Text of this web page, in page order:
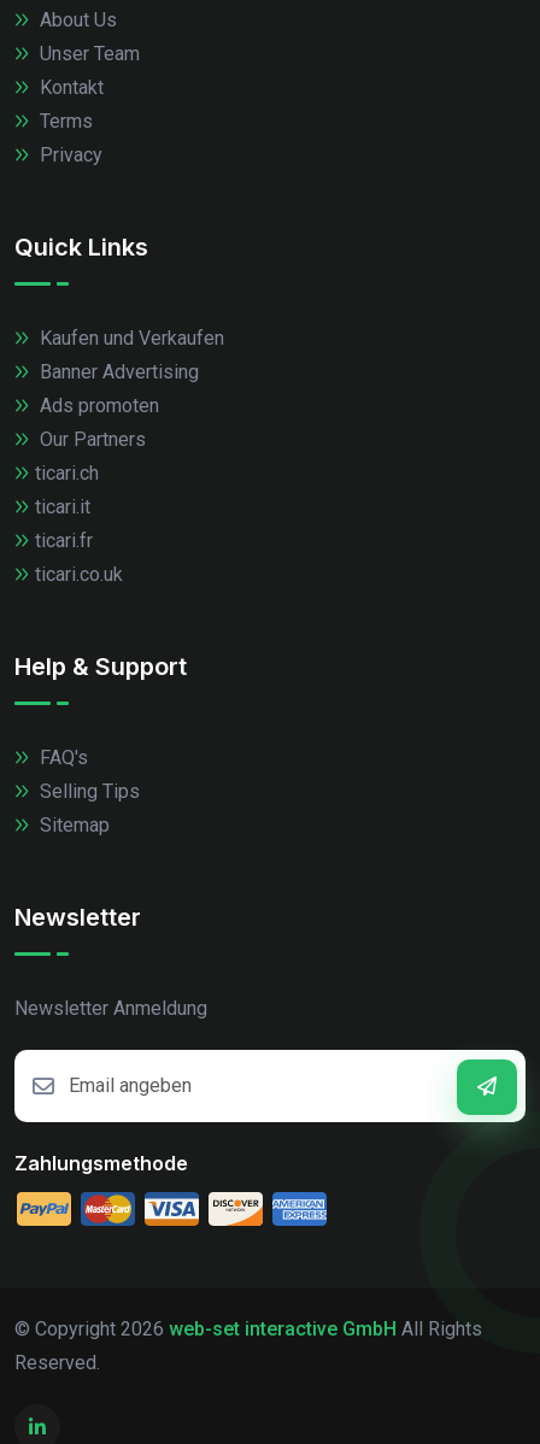
About Us
Unser Team
Kontakt
Terms
Privacy
Quick Links
Kaufen und Verkaufen
Banner Advertising
Ads promoten
Our Partners
ticari.ch
ticari.it
ticari.fr
ticari.co.uk
Help & Support
FAQ's
Selling Tips
Sitemap
Newsletter
Newsletter Anmeldung
Zahlungsmethode
© Copyright 2026 web-set interactive GmbH All Rights
Reserved.